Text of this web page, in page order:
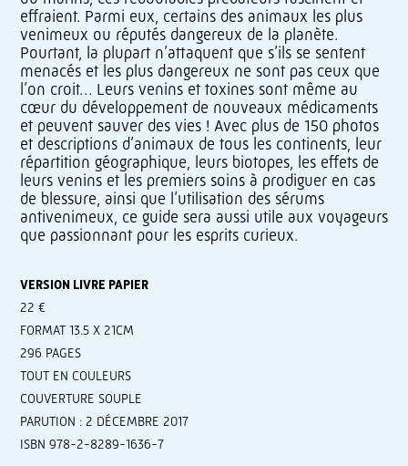
effraient. Parmi eux, certains des animaux les plus
venimeux ou réputés dangereux de la planète.
Pourtant, la plupart n’attaquent que s’ils se sentent
menacés et les plus dangereux ne sont pas ceux que
l’on croit… Leurs venins et toxines sont même au
cœur du développement de nouveaux médicaments
et peuvent sauver des vies ! Avec plus de 150 photos
et descriptions d’animaux de tous les continents, leur
répartition géographique, leurs biotopes, les effets de
leurs venins et les premiers soins à prodiguer en cas
de blessure, ainsi que l’utilisation des sérums
antivenimeux, ce guide sera aussi utile aux voyageurs
que passionnant pour les esprits curieux.
VERSION LIVRE PAPIER
22 €
FORMAT 13.5 X 21CM
296 PAGES
TOUT EN COULEURS
COUVERTURE SOUPLE
PARUTION : 2 DÉCEMBRE 2017
ISBN 978-2-8289-1636-7